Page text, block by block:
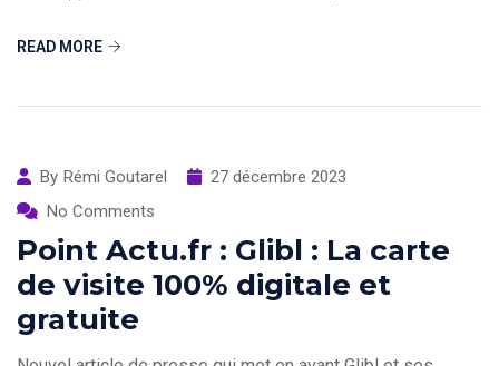
READ MORE
By Rémi Goutarel
27 décembre 2023
No Comments
Point Actu.fr : Glibl : La carte
de visite 100% digitale et
gratuite